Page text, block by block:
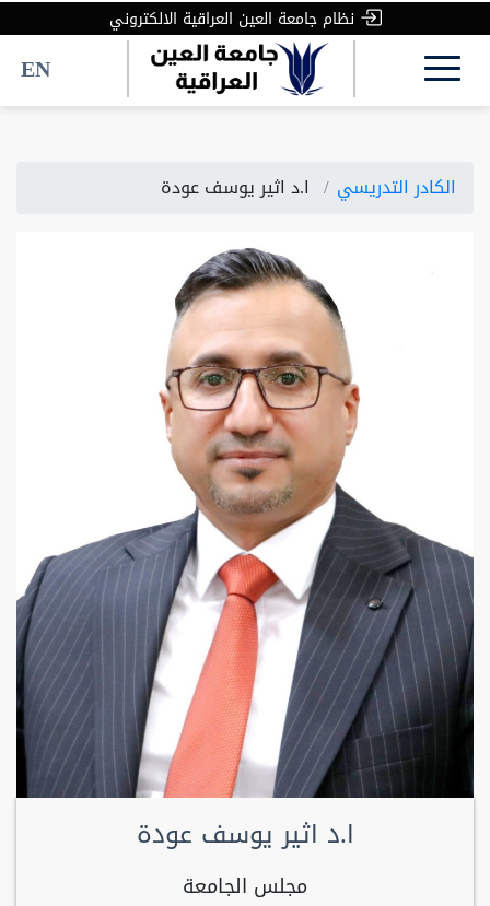
نظام جامعة العين العراقية الالكتروني
EN
الكادر التدريسي ا.د اثير يوسف عودة
ا.د اثير يوسف عودة
مجلس الجامعة